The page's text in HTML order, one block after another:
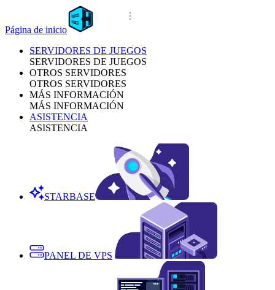
Página de inicio
SERVIDORES DE JUEGOS
SERVIDORES DE JUEGOS
OTROS SERVIDORES
OTROS SERVIDORES
MÁS INFORMACIÓN
MÁS INFORMACIÓN
ASISTENCIA
ASISTENCIA
STARBASE
PANEL DE VPS